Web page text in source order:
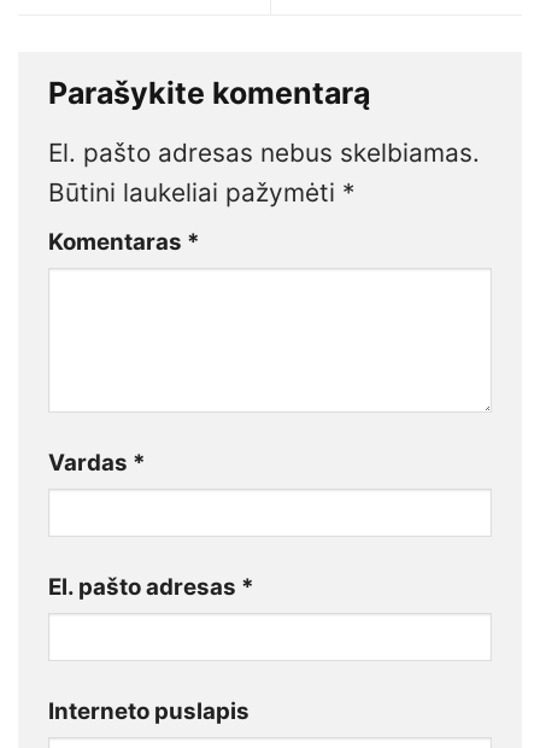
Parašykite komentarą
El. pašto adresas nebus skelbiamas.
Būtini laukeliai pažymėti *
Komentaras *
Vardas *
El. pašto adresas *
Interneto puslapis